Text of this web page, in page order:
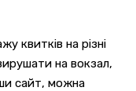
квитків на різні
на вокзал,
сайт, можна